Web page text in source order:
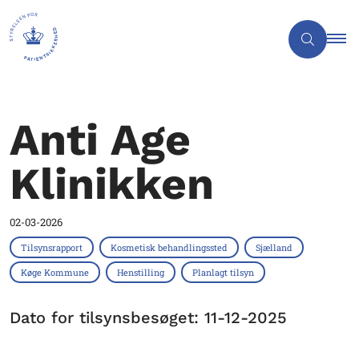
Anti Age
Klinikken
02-03-2026
Tilsynsrapport Kosmetisk behandlingssted Sjælland
Køge Kommune Henstilling Planlagt tilsyn
Dato for tilsynsbesøget: 11-12-2025